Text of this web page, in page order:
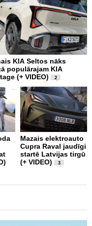
KIA Seltos nāks
populārajam KIA
(+ VIDEO)
2
Mazais elektroauto
Cupra Raval jaudīgi
startē Latvijas tirgū
(+ VIDEO)
3